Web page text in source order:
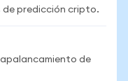
de predicción cripto.
de